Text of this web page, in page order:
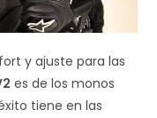
y ajuste para las
es de los monos
tiene en las